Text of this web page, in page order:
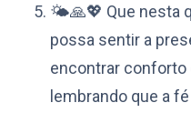
🌤️🙏💖 Que nesta
possa sentir a
encontrar conforto
lembrando que a